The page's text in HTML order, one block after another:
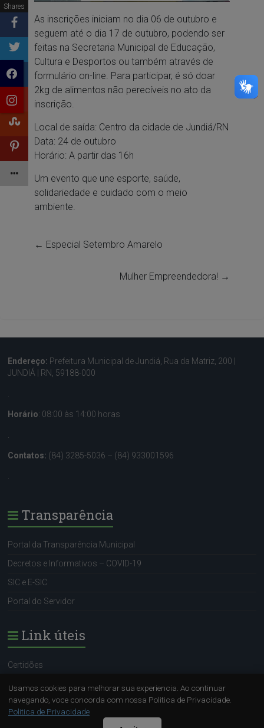
As inscrições iniciam no dia 06 de outubro e
seguem até o dia 17 de outubro, podendo ser
feitas na Secretaria Municipal de Educação,
Cultura e Desportos ou também através de
formulário on-line. Para participar, é só doar
2kg de alimentos não perecíveis no ato da
inscrição.
Local de saída: Centro da cidade de Jundiá/RN
Data: 24 de outubro
Horário: A partir das 16h
Um evento que une esporte, saúde,
solidariedade e cuidado com o meio
ambiente.
← Especial Setembro Amarelo
Mulher Empreendedora! →
Endereço: Prefeitura Municipal de Jundiá, Rua da Matriz, 200 |
JUNDIÁ | RN, 59188-000
.
Horário: 08:00 às 14:00 horas
.
Contatos: (84) 3285-5036 – (84) 933001596
.
Transparência
Portal da Transparência Municipal
Decretos e Informativos – COVID-19
SIC e E-SIC
Portal do Servidor
Link úteis
Certidões
Portal do Servidor
SIC e E-SIC
Shares
Usamos cookies para melhorar sua experiencia. Ao continuar
navegando, voce concorda com nossa Politica de Privacidade.
Politica de Privacidade